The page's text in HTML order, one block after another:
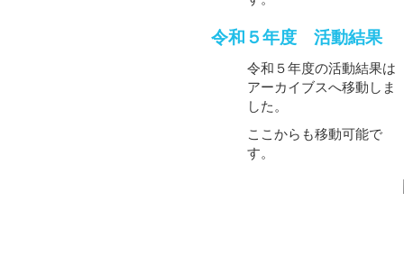
令和５年度 活動結果
令和５年度の活動結果は
アーカイブスへ移動しま
した。
ここからも移動可能で
す。